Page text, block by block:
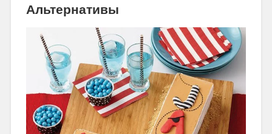
Альтернативы